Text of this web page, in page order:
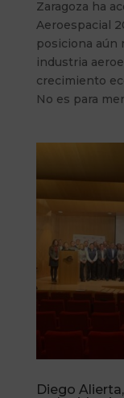
Zaragoza ha
Aeroespacial
posiciona aún
industria
crecimiento
No es para
Diego